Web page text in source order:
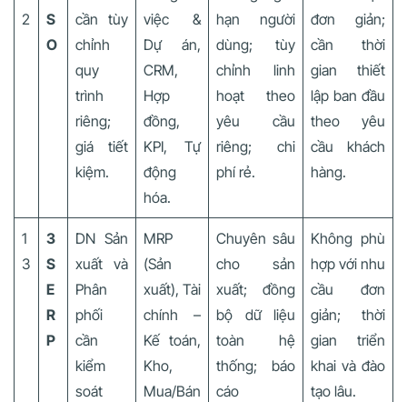
2
S
O
cần tùy
chỉnh
quy
trình
riêng;
giá tiết
kiệm.
việc &
Dự án,
CRM,
Hợp
đồng,
KPI, Tự
động
hóa.
hạn người
dùng; tùy
chỉnh linh
hoạt theo
yêu cầu
riêng; chi
phí rẻ.
đơn giản;
cần thời
gian thiết
lập ban đầu
theo yêu
cầu khách
hàng.
1
3
3
S
E
R
P
DN Sản
xuất và
Phân
phối
cần
kiểm
soát
MRP
(Sản
xuất), Tài
chính –
Kế toán,
Kho,
Mua/Bán
Chuyên sâu
cho sản
xuất; đồng
bộ dữ liệu
toàn hệ
thống; báo
cáo
Không phù
hợp với nhu
cầu đơn
giản; thời
gian triển
khai và đào
tạo lâu.